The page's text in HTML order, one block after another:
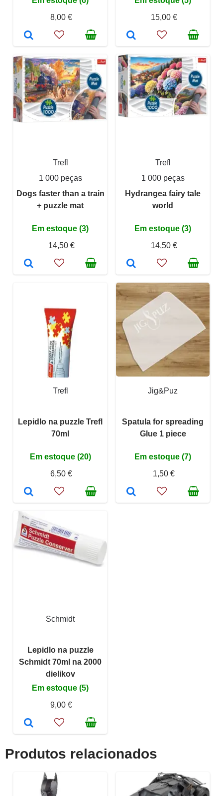
8,00 €
15,00 €
Trefl
1 000 peças
Dogs faster than a train
+ puzzle mat
Em estoque (3)
14,50 €
Trefl
1 000 peças
Hydrangea fairy tale
world
Em estoque (3)
14,50 €
Trefl
Lepidlo na puzzle Trefl
70ml
Em estoque (20)
6,50 €
Jig&Puz
Spatula for spreading
Glue 1 piece
Em estoque (7)
1,50 €
Schmidt
Lepidlo na puzzle
Schmidt 70ml na 2000
dielikov
Em estoque (5)
9,00 €
Produtos relacionados